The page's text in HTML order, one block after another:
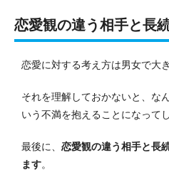
恋愛観の違う相手と長
恋愛に対する考え方は男女で大
それを理解しておかないと、な
いう不満を抱えることになって
最後に、 恋愛観の違う相手と長
ます。